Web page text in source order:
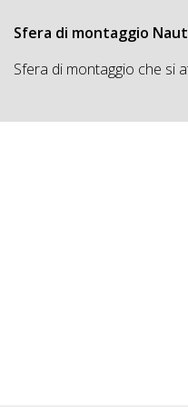
Sfera di montaggio
Sfera di montaggio che si